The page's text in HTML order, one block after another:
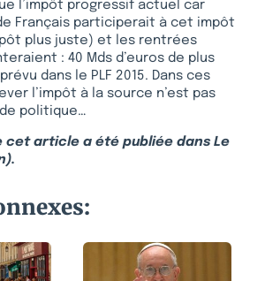
l’impôt progressif actuel car
Français participerait à cet impôt
plus juste) et les rentrées
: 40 Mds d’euros de plus
dans le PLF 2015. Dans ces
l’impôt à la source n’est pas
politique…
cet article a été publiée dans Le